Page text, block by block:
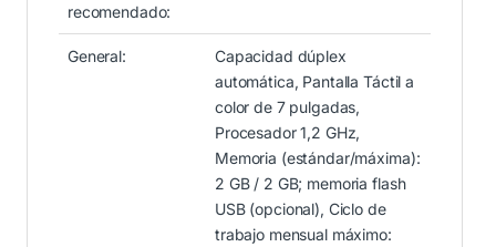
recomendado:
General:
Capacidad dúplex
automática, Pantalla Táctil a
color de 7 pulgadas,
Procesador 1,2 GHz,
Memoria (estándar/máxima):
2 GB / 2 GB; memoria flash
USB (opcional), Ciclo de
trabajo mensual máximo: